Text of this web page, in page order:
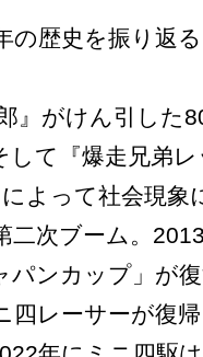
の歴史を振り返
』がけん引した
して『爆走兄弟
よって社会現象
二次ブーム。
パンカップ」が
四レーサーが復